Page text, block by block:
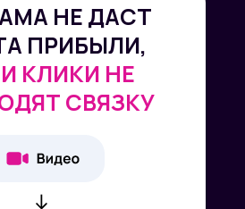
НЕ ДАСТ
ПРИБЫЛИ,
КЛИКИ НЕ
СВЯЗКУ